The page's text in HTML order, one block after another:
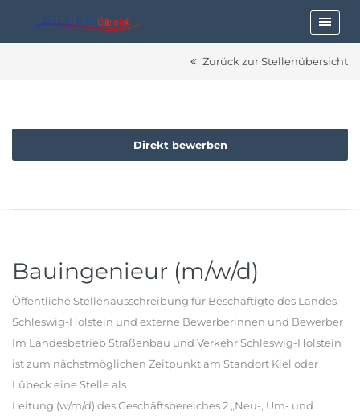
Zurück zur Stellenübersicht
Direkt bewerben
Bauingenieur (m/w/d)
Öffentliche Stellenausschreibung für Beschäftigte des Landes
Schleswig-Holstein und externe Bewerberinnen und Bewerber
Im Landesbetrieb Straßenbau und Verkehr Schleswig-Holstein
ist zum nächstmöglichen Zeitpunkt am Standort Kiel oder
Lübeck eine Stelle als
Leitung (w/m/d) des Geschäftsbereiches 2 „Neu-, Um- und